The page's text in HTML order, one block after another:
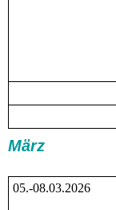
März
05.-08.03.2026